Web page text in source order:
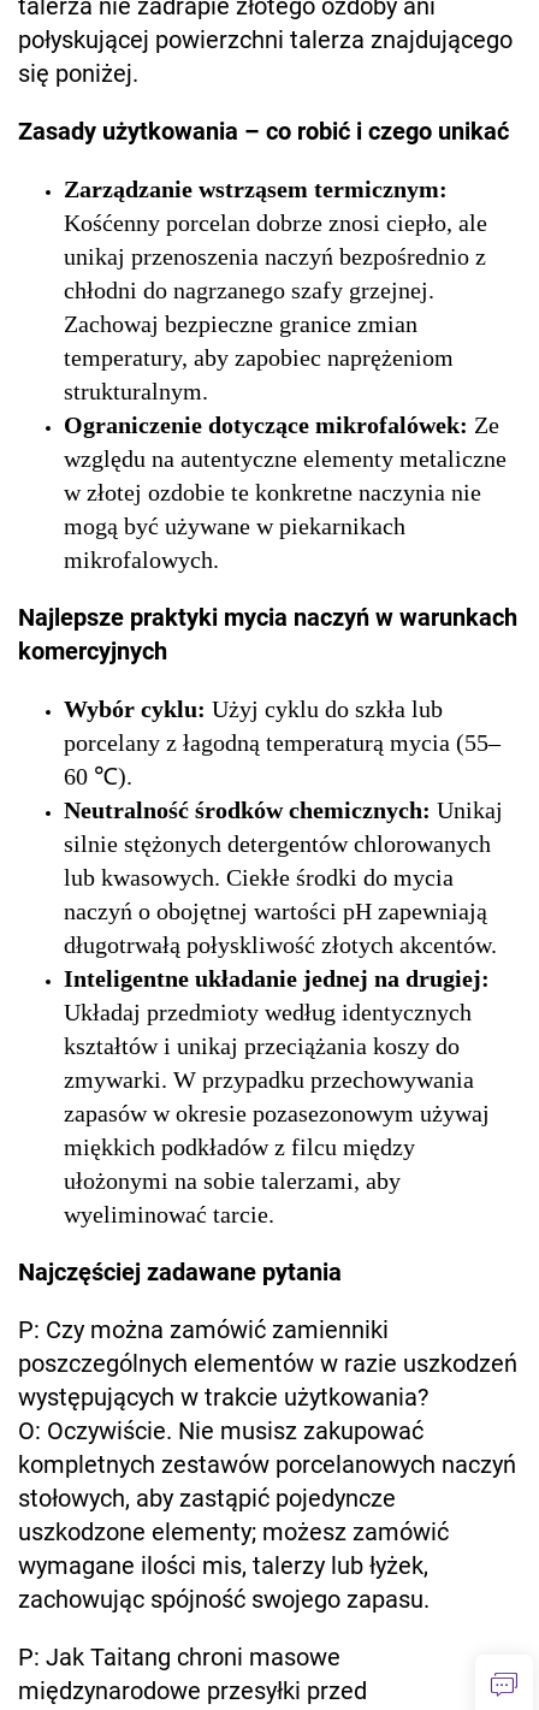
talerza nie zadrapie złotego ozdoby ani
połyskującej powierzchni talerza znajdującego
się poniżej.
Zasady użytkowania – co robić i czego unikać
Zarządzanie wstrząsem termicznym:
Kośćenny porcelan dobrze znosi ciepło, ale
unikaj przenoszenia naczyń bezpośrednio z
chłodni do nagrzanego szafy grzejnej.
Zachowaj bezpieczne granice zmian
temperatury, aby zapobiec naprężeniom
strukturalnym.
Ograniczenie dotyczące mikrofalówek: Ze
względu na autentyczne elementy metaliczne
w złotej ozdobie te konkretne naczynia nie
mogą być używane w piekarnikach
mikrofalowych.
Najlepsze praktyki mycia naczyń w warunkach
komercyjnych
Wybór cyklu: Użyj cyklu do szkła lub
porcelany z łagodną temperaturą mycia (55–
60 ℃).
Neutralność środków chemicznych: Unikaj
silnie stężonych detergentów chlorowanych
lub kwasowych. Ciekłe środki do mycia
naczyń o obojętnej wartości pH zapewniają
długotrwałą połyskliwość złotych akcentów.
Inteligentne układanie jednej na drugiej:
Układaj przedmioty według identycznych
kształtów i unikaj przeciążania koszy do
zmywarki. W przypadku przechowywania
zapasów w okresie pozasezonowym używaj
miękkich podkładów z filcu między
ułożonymi na sobie talerzami, aby
wyeliminować tarcie.
Najczęściej zadawane pytania
P: Czy można zamówić zamienniki
poszczególnych elementów w razie uszkodzeń
występujących w trakcie użytkowania?
O: Oczywiście. Nie musisz zakupować
kompletnych zestawów porcelanowych naczyń
stołowych, aby zastąpić pojedyncze
uszkodzone elementy; możesz zamówić
wymagane ilości mis, talerzy lub łyżek,
zachowując spójność swojego zapasu.
P: Jak Taitang chroni masowe
międzynarodowe przesyłki przed